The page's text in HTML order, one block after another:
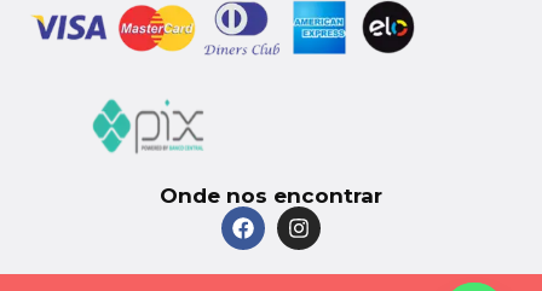
Onde nos encontrar